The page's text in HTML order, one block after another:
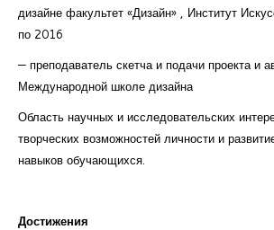
дизайне факультет «Дизайн» , Институт
по 2016
— преподаватель скетча и подачи проекта и
Международной школе дизайна
Область научных и исследовательских
творческих возможностей личности и
навыков обучающихся.
Достижения